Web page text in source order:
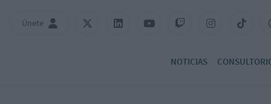
Únete
NOTICIAS